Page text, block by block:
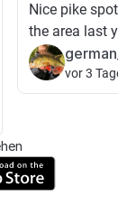
Nice pike
the area last
vor 3 Tagen